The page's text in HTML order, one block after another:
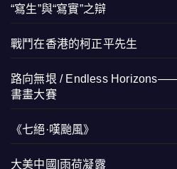
“寫生”與“寫實”之辯
戰鬥在香港的柯正平先生
路向無垠 / Endless
書畫大賽
《七絕·嘆颱風》
大美中國|雨荷凝露